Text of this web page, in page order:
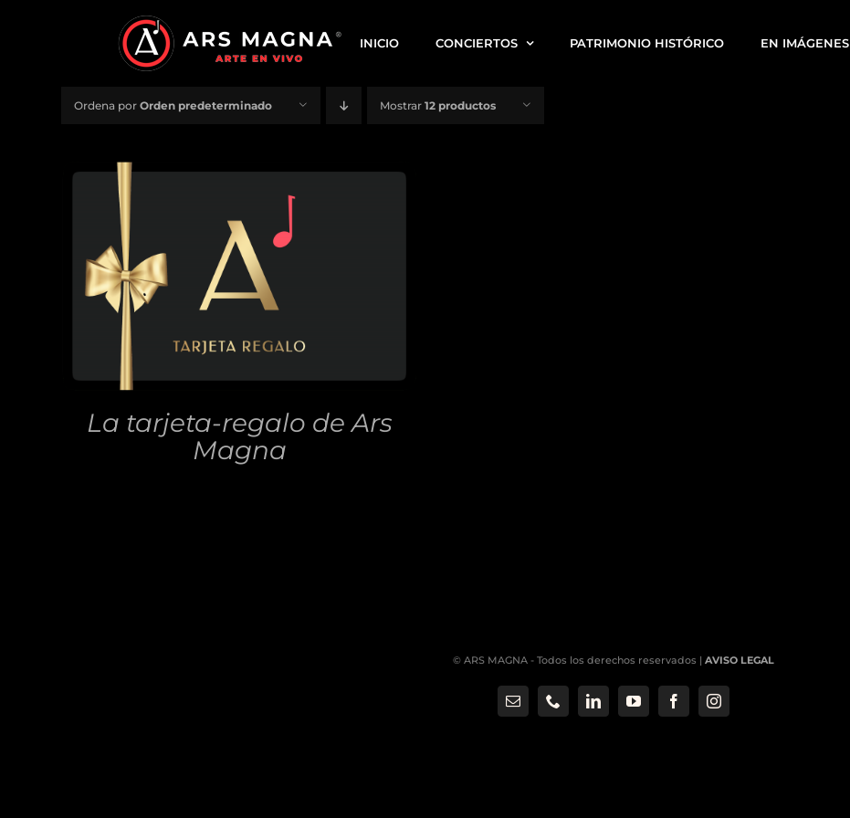
INICIO CONCIERTOS PATRIMONIO HISTÓRICO EN IMÁGENES
Ordena porOrden predeterminado Mostrar12 productos
DETALLES
La tarjeta-regalo de Ars
Magna
© ARS MAGNA - Todos los derechos reservados | AVISO LEGAL
Correo
electrónico
Phone LinkedInYouTubeFacebookInstagram